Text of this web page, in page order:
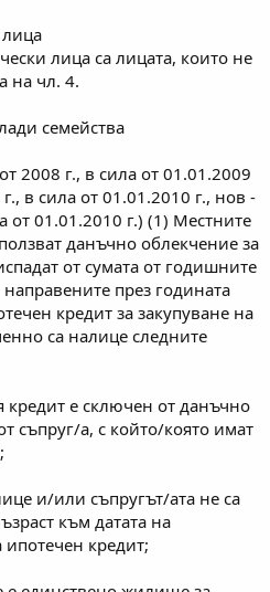
лица са лицата, които не
на чл. 4.
семейства
2008 г., в сила от 01.01.2009
в сила от 01.01.2010 г., нов -
от 01.01.2010 г.) (1) Местните
данъчно облекчение за
от сумата от годишните
през годината
кредит за закупуване на
са налице следните
кредит е сключен от данъчно
съпруг/а, с който/която имат
и/или съпругът/ата не са
към датата на
кредит;